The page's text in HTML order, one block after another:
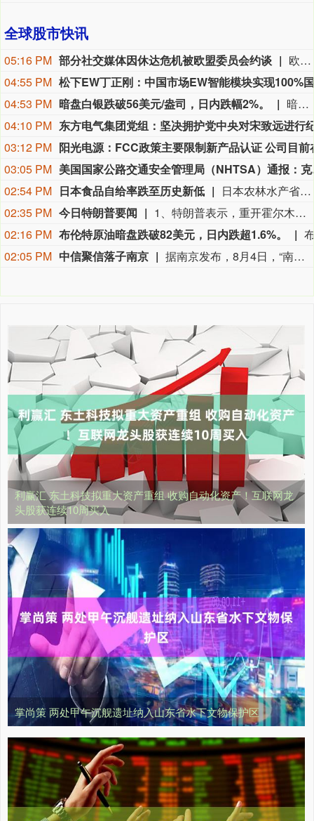
全球股市快讯
05:16 PM 部分社交媒体因休达危机被欧盟委员会约谈
欧盟委员会负责技术主权等事务的执行副主席汉娜·维尔库宁7日在社交媒体上表示，欧盟委员会当天就西班牙飞地休达局势约谈短视频平台TikTok和美国元公司（Meta），要求平台在危机期间加强内容监测并采取果断措施。 维尔库宁在社交媒体平台X上说，在危机情况下，社交媒体平台必须果断采取行动，维护数字空间完整性。她表示，平台应加强对相关内容的监测，并强化与事实核查机构的合作。 休达位于非洲西北部、直布罗陀海峡附近的地中海沿岸，与摩洛哥接壤。日前，大批非法移民从摩洛哥方向进入休达，引发近年来西班牙最严重的边境移民危机。 据德新社等媒体报道，一些进入休达的非法移民表示，他们此前从社交媒体获悉所谓“边境开放”“休达将提供住宿”以及“进入休达后可继续前往西班牙本土”等信息。 休达危机也引发了欧盟内部围绕外部边境管控和移民政策的新一轮争议。维尔库宁表示，欧盟委员会将于10日继续跟进相关情况。(新华社)
04:55 PM
04:53 PM 暗盘白银跌破56美元/盎司，日内跌幅2%。
暗盘白银跌破56美元/盎司，日内跌幅2%。
04:10 PM
03:12 PM
03:05 PM
美国国家公路交通安全管理局
02:54 PM 日本食品自给率跌至历史新低
日本农林水产省8月7日公布的数据显示，2025财年，即2025年4月至2026年3月，按热量计算的日本食品自给率下降1个百分点至37%，为历史最低水平。日本食品自给率是指国内生产的食品占国内食品总供给的比例。日本农林水产省表示，大米消费减少是食品自给率下降的重要原因。日本大米消费长期以来主要依靠本国供应，是日本食品自给率的重要支撑。米价上涨导致居民大米消费减少，国产大米提供的热量随之减少，显著拉低日本整体食品自给率。（CCTV国际时讯）
02:35 PM 今日特朗普要闻
1、特朗普表示，重开霍尔木兹海峡的谈判正在推进，尽管伊朗议员正在考虑对与美国和以色列相关的船只实施限制。 2、特朗普：（关于人工智能）这可能比石油还要重要。谁赢得人工智能，谁就赢得一切。就是如此重要。人工智能比互联网大很多倍。 3、报道称，美国总统特朗普近日在一次私下会晤中表示，他希望副总统万斯能够赢得2028年总统大选。 4、美国总统特朗普当地时间8月7日宣布，联邦政府将向多个关键矿产和电池项目投资30亿美元，旨在增加美国国内产量，并以此推动国家安全与产业政策。 5、美国总统特朗普6日否认他对国防部长赫格塞思不满，称对赫格塞思所做的工作“非常满意”。 6、白宫本周致信库克称，特朗普“正在考虑”解除其职务，并要求她在三周内回应有关抵押贷款欺诈的指控。 7、特朗普媒体集团退出与Crypto.com的两项交易。 8、当地时间8月6日，有记者在采访美国总统特朗普时提出，如果民主党人在中期选举后控制国会众议院，可能会再次试图弹劾他，特朗普表示，“很多人说我是有史以来最伟大的总统之一”。
02:16 PM 布伦特原油暗盘跌破82美元，日内跌超1.6%。
02:05 PM 中信聚信落子南京 据南京发布，8月4日，“南京聚信天晟股权投资合伙企业（有限合伙）”正式落地紫金山国际科创基金街区。基金规模10.01亿元，管理人为中信聚信（北京）资本管理有限公司，其向上穿透的实际控制人为中信集团，管理人整体管理规模超百亿元。该基金在2026紫金山创投大会上签约启动组建，将重点投向新一代信息技术、高端装备、新材料、新能源、生物医药及新消费等领域，为南京科创产业注入新的资本动能。
利赢汇 东土科技拟重大资产重组 收购自动化资产！互联网龙
头股获连续10周买入
掌尚策 两处甲午沉舰遗址纳入山东省水下文物保护区